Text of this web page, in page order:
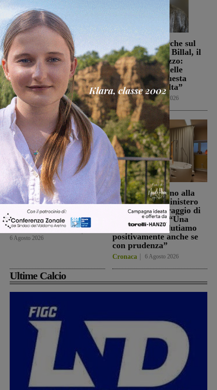
Weekender: cosa fare nel
fine settimana in
Valdarno
Weekender 7 Agosto 2026
Sospese le ricerche sul
campo di Miah Billal, il
Prefetto di Arezzo:
“L’attenzione delle
istituzioni su questa
vicenda resta alta”
Cronaca 6 Agosto 2026
La Futsal Sangiovannese
ha scelto la strada della
continuità, appena un
paio i volti nuovi
San Giovanni Valdarno
6 Agosto 2026
Punto Nascita, no alla
deroga ma il Ministero
apre al monitoraggio di
sei mesi. Vadi: “Una
risposta che valutiamo
positivamente anche se
con prudenza”
Cronaca 6 Agosto 2026
Ultime Calcio